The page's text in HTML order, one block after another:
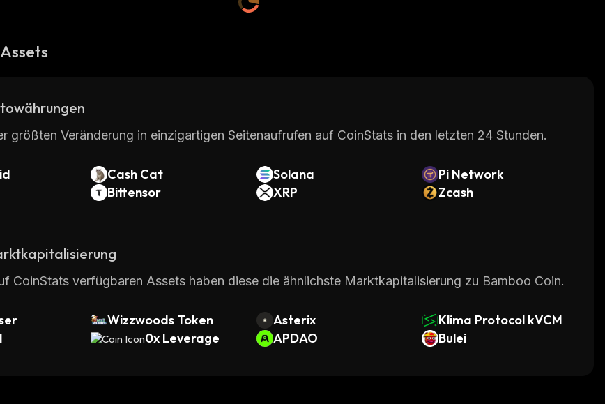
größten Veränderung in einzigartigen Seitenaufrufen auf CoinStats in den letzten 24 Stunden.
Cash Cat Solana
Pi Network
Bittensor XRP Zcash
CoinStats verfügbaren Assets haben diese die ähnlichste Marktkapitalisierung zu Bamboo Coin.
Wizzwoods Token Asterix
Klima Protocol kVCM
0x Leverage APDAO Bulei